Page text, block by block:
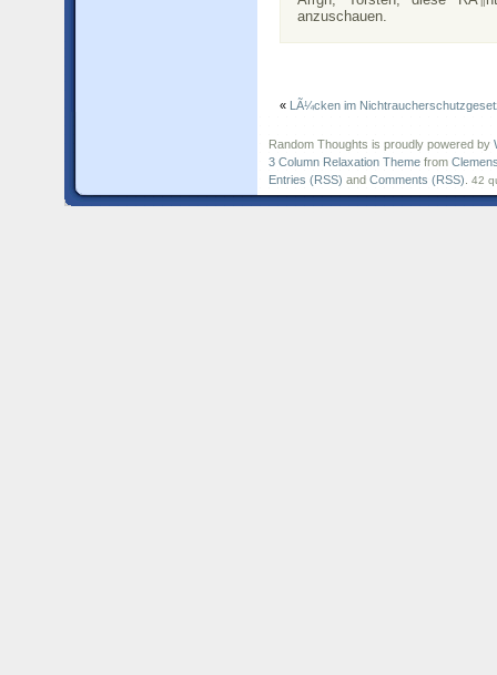
anzuschauen.
« LÃ¼cken im
Random Thoughts is proudly powered by
3 Column Relaxation Theme from
Entries (RSS) and Comments (RSS) 42